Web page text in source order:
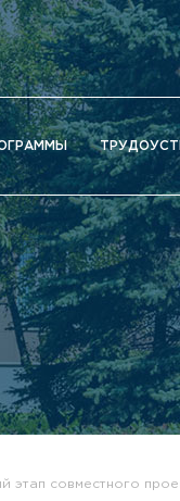
этап совместного